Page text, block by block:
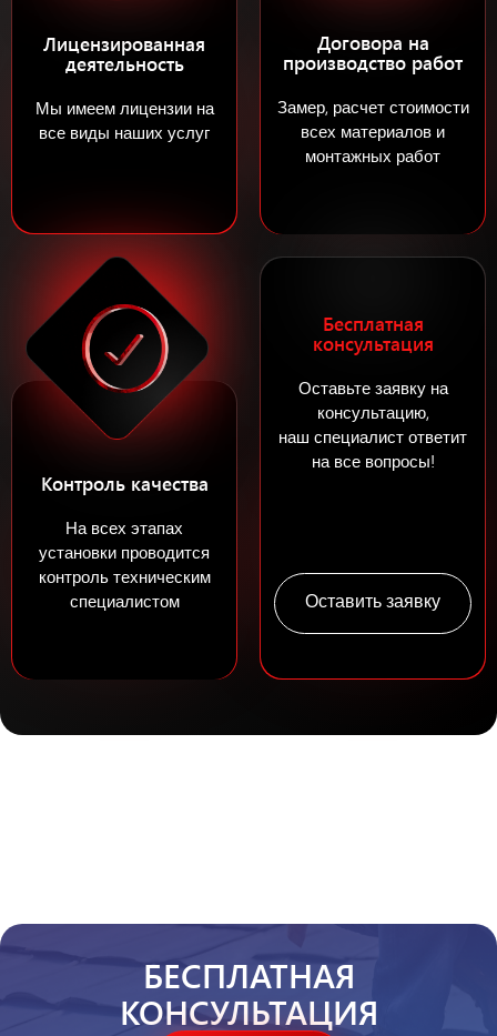
Лицензированная
деятельность
Мы имеем лицензии на
все виды наших услуг
Договора на
производство работ
Замер, расчет стоимости
всех материалов и
монтажных работ
Контроль качества
На всех этапах
установки проводится
контроль техническим
специалистом
Бесплатная
консультация
Оставьте заявку на
консультацию,
наш специалист ответит
на все вопросы!
Оставить заявку
БЕСПЛАТНАЯ
КОНСУЛЬТАЦИЯ